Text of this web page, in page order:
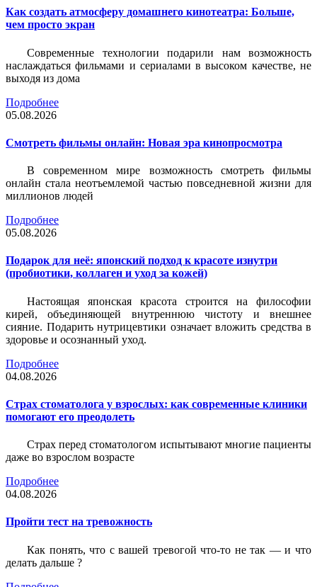
Как создать атмосферу домашнего кинотеатра: Больше,
чем просто экран
Современные технологии подарили нам возможность
наслаждаться фильмами и сериалами в высоком качестве, не
выходя из дома
Подробнее
05.08.2026
Смотреть фильмы онлайн: Новая эра кинопросмотра
В современном мире возможность смотреть фильмы
онлайн стала неотъемлемой частью повседневной жизни для
миллионов людей
Подробнее
05.08.2026
Подарок для неё: японский подход к красоте изнутри
(пробиотики, коллаген и уход за кожей)
Настоящая японская красота строится на философии
кирей, объединяющей внутреннюю чистоту и внешнее
сияние. Подарить нутрицевтики означает вложить средства в
здоровье и осознанный уход.
Подробнее
04.08.2026
Страх стоматолога у взрослых: как современные клиники
помогают его преодолеть
Страх перед стоматологом испытывают многие пациенты
даже во взрослом возрасте
Подробнее
04.08.2026
Пройти тест на тревожность
Как понять, что с вашей тревогой что-то не так — и что
делать дальше ?